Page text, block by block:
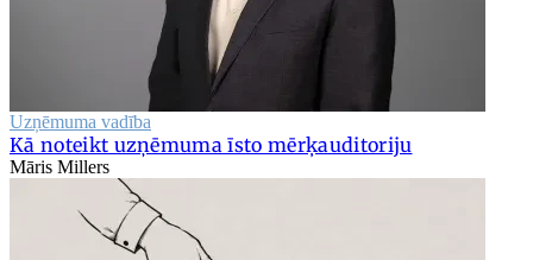
Uzņēmuma vadība
Kā noteikt uzņēmuma īsto mērķauditoriju
Māris Millers